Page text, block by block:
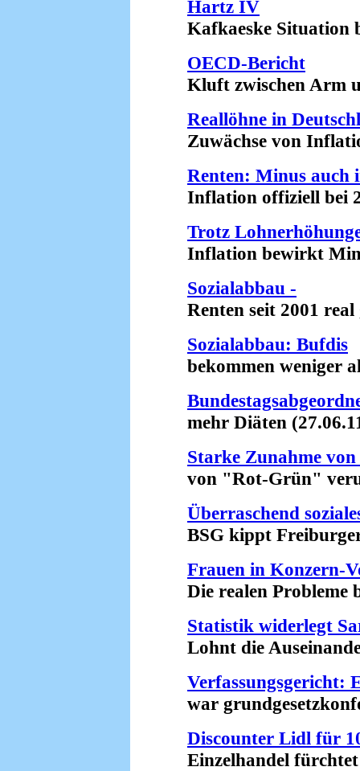
Hartz IV
Kafkaeske Situation
OECD-Bericht
Kluft zwischen Arm
Reallöhne in
Zuwächse von
Renten: Minus auch
Inflation offiziell bei
Trotz
Inflation bewirkt
Sozialabbau -
Renten seit 2001 real
Sozialabbau: Bufdis
bekommen weniger
mehr Diäten
Starke Zunahme
von "Rot-Grün"
Überraschend
BSG kippt Freiburger
Frauen in Konzern-
Die realen Probleme
Statistik widerlegt
Lohnt die
Verfassungsgericht:
war
Discounter Lidl für
Einzelhandel fürchtet